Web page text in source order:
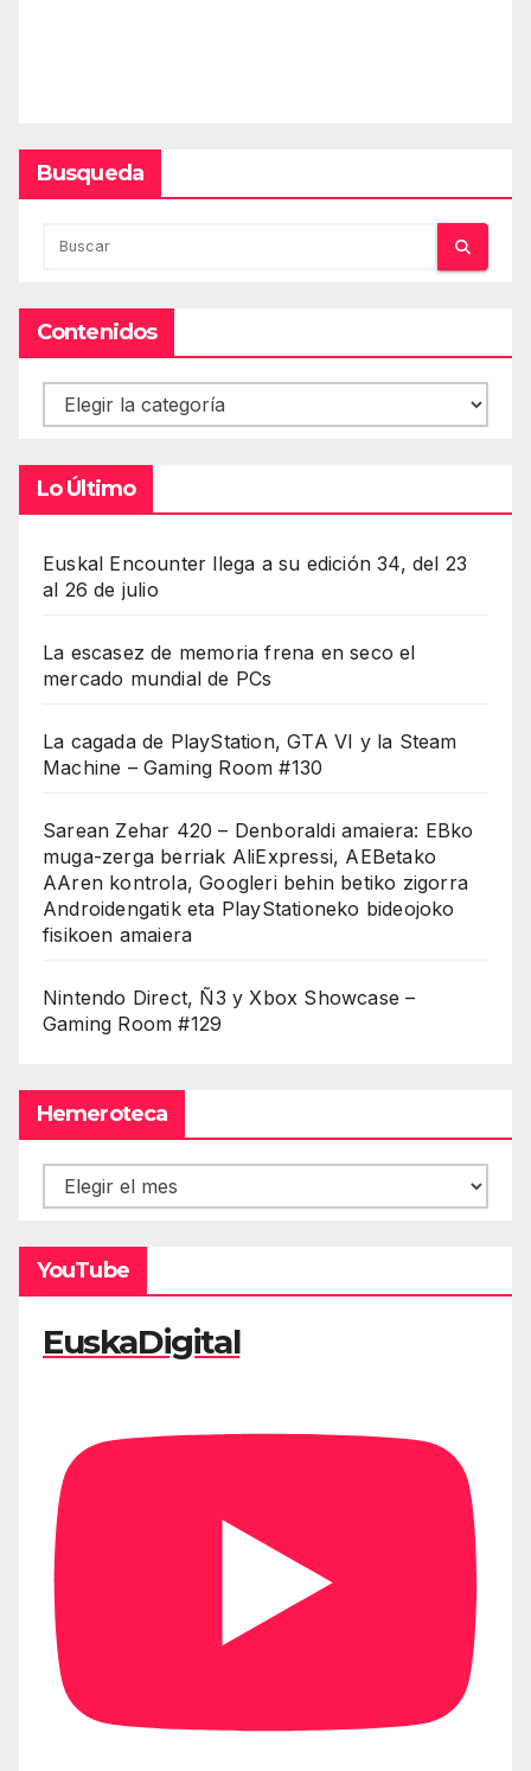
Busqueda
Contenidos
Contenidos
Lo Último
Euskal Encounter llega a su edición 34, del 23
al 26 de julio
La escasez de memoria frena en seco el
mercado mundial de PCs
La cagada de PlayStation, GTA VI y la Steam
Machine – Gaming Room #130
Sarean Zehar 420 – Denboraldi amaiera: EBko
muga-zerga berriak AliExpressi, AEBetako
AAren kontrola, Googleri behin betiko zigorra
Androidengatik eta PlayStationeko bideojoko
fisikoen amaiera
Nintendo Direct, Ñ3 y Xbox Showcase –
Gaming Room #129
Hemeroteca
Hemeroteca
YouTube
EuskaDigital